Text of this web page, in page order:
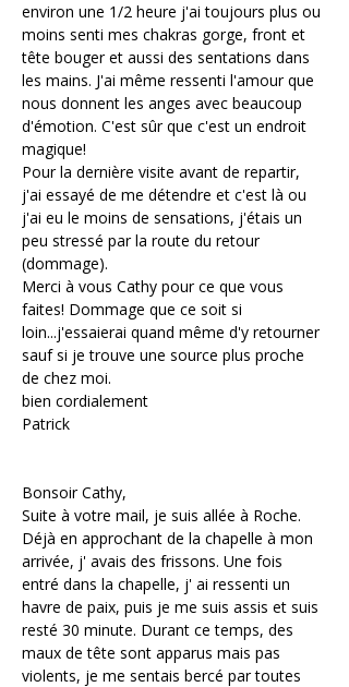
environ une 1/2 heure j'ai toujours plus ou
moins senti mes chakras gorge, front et
tête bouger et aussi des sentations dans
les mains. J'ai même ressenti l'amour que
nous donnent les anges avec beaucoup
d'émotion. C'est sûr que c'est un endroit
magique!
Pour la dernière visite avant de repartir,
j'ai essayé de me détendre et c'est là ou
j'ai eu le moins de sensations, j'étais un
peu stressé par la route du retour
(dommage).
Merci à vous Cathy pour ce que vous
faites! Dommage que ce soit si
loin...j'essaierai quand même d'y retourner
sauf si je trouve une source plus proche
de chez moi.
bien cordialement
Patrick
Bonsoir Cathy,
Suite à votre mail, je suis allée à Roche.
Déjà en approchant de la chapelle à mon
arrivée, j' avais des frissons. Une fois
entré dans la chapelle, j' ai ressenti un
havre de paix, puis je me suis assis et suis
resté 30 minute. Durant ce temps, des
maux de tête sont apparus mais pas
violents, je me sentais bercé par toutes